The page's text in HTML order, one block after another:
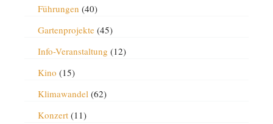
Führungen (40)
Gartenprojekte(45)
Info-Veranstaltung (12)
Kino (15)
Klimawandel(62)
Konzert(11)